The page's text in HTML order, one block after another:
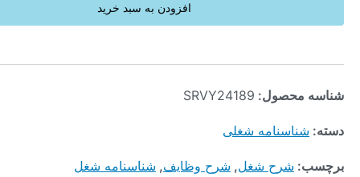
افزودن به سبد خرید
محصول:SRVY24189
شغلی
شرح شغل ,شرح وظایف, شناسنامه شغل